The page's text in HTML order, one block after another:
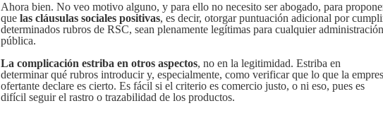
Ahora bien. No veo motivo alguno, y para ello no necesito ser abogado, para
que las cláusulas sociales positivas, es decir, otorgar puntuación adicional por
determinados rubros de RSC, sean plenamente legítimas para cualquier administración
pública.
La complicación estriba en otros aspectos, no en la legitimidad. Estriba en
determinar qué rubros introducir y, especialmente, como verificar que lo que la
ofertante declare es cierto. Es fácil si el criterio es comercio justo, o ni eso, pues es
difícil seguir el rastro o trazabilidad de los productos.